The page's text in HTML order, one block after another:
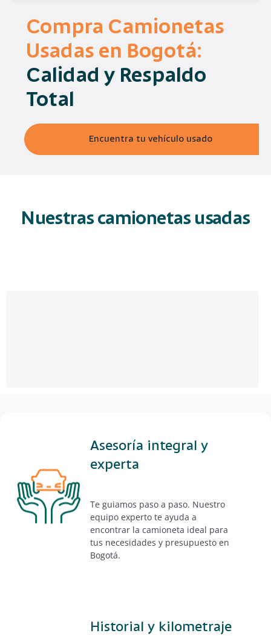
Compra Camionetas
Usadas en Bogotá:
Calidad y Respaldo
Total
Encuentra tu vehículo usado
Nuestras camionetas usadas
Asesoría integral y
experta
Te guiamos paso a paso. Nuestro
equipo experto te ayuda a
encontrar la camioneta ideal para
tus necesidades y presupuesto en
Bogotá.
Historial y kilometraje